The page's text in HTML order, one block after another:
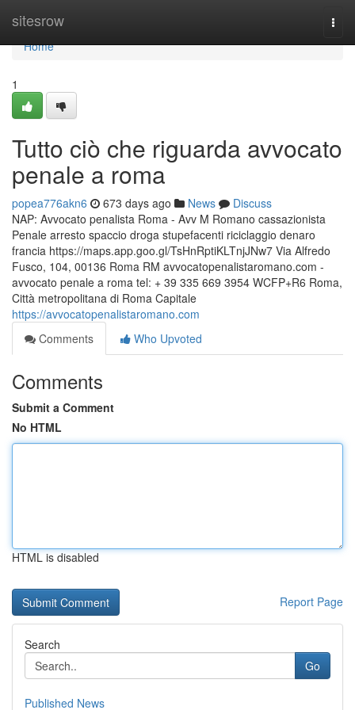
sitesrow
Home
Home
1
Tutto ciò che riguarda avvocato
penale a roma
popea776akn6 673 days ago News
Discuss
NAP: Avvocato penalista Roma - Avv M Romano cassazionista
Penale arresto spaccio droga stupefacenti riciclaggio denaro
francia https://maps.app.goo.gl/TsHnRptiKLTnjJNw7 Via Alfredo
Fusco, 104, 00136 Roma RM avvocatopenalistaromano.com -
avvocato penale a roma tel: + 39 335 669 3954 WCFP+R6 Roma,
Città metropolitana di Roma Capitale
https://avvocatopenalistaromano.com
Comments
Who Upvoted
Comments
Submit a Comment
No HTML
HTML is disabled
Report Page
Search
Go
Published News